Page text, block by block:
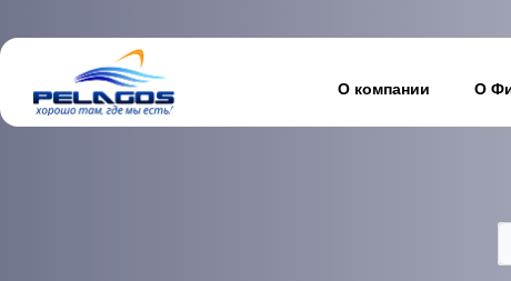
О компании О